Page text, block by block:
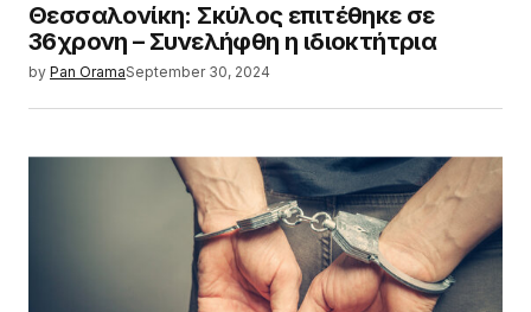
Θεσσαλονίκη: Σκύλος επιτέθηκε σε
36χρονη – Συνελήφθη η ιδιοκτήτρια
by Pan OramaSeptember 30, 2024